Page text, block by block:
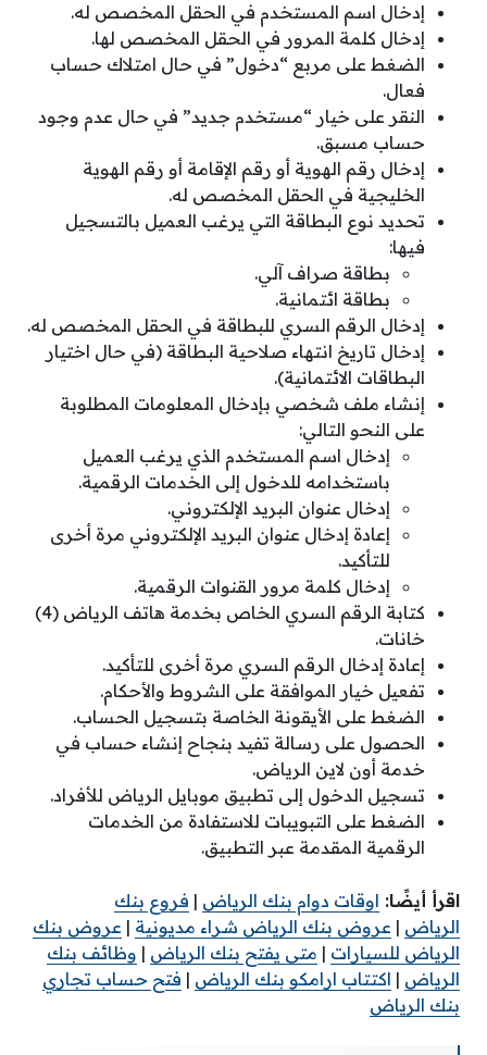
إدخال اسم المستخدم في الحقل المخصص له.
إدخال كلمة المرور في الحقل المخصص لها.
الضغط على مربع “دخول” في حال امتلاك حساب
فعال.
النقر على خيار “مستخدم جديد” في حال عدم وجود
حساب مسبق.
إدخال رقم الهوية أو رقم الإقامة أو رقم الهوية
الخليجية في الحقل المخصص له.
تحديد نوع البطاقة التي يرغب العميل بالتسجيل
فيها:
بطاقة صراف آلي.
بطاقة ائتمانية.
إدخال الرقم السري للبطاقة في الحقل المخصص له.
إدخال تاريخ انتهاء صلاحية البطاقة (في حال اختيار
البطاقات الائتمانية).
إنشاء ملف شخصي بإدخال المعلومات المطلوبة
على النحو التالي:
إدخال اسم المستخدم الذي يرغب العميل
باستخدامه للدخول إلى الخدمات الرقمية.
إدخال عنوان البريد الإلكتروني.
إعادة إدخال عنوان البريد الإلكتروني مرة أخرى
للتأكيد.
إدخال كلمة مرور القنوات الرقمية.
كتابة الرقم السري الخاص بخدمة هاتف الرياض (4)
خانات.
إعادة إدخال الرقم السري مرة أخرى للتأكيد.
تفعيل خيار الموافقة على الشروط والأحكام.
الضغط على الأيقونة الخاصة بتسجيل الحساب.
الحصول على رسالة تفيد بنجاح إنشاء حساب في
خدمة أون لاين الرياض.
تسجيل الدخول إلى تطبيق موبايل الرياض للأفراد.
الضغط على التبويبات للاستفادة من الخدمات
الرقمية المقدمة عبر التطبيق.
اقرأ أيضًا: اوقات دوام بنك الرياض | فروع بنك
الرياض | عروض بنك الرياض شراء مديونية | عروض بنك
الرياض للسيارات | متى يفتح بنك الرياض | وظائف بنك
الرياض | اكتتاب ارامكو بنك الرياض | فتح حساب تجاري
بنك الرياض